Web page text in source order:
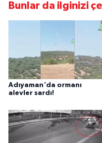
Bunlar da ilginizi
Adıyaman'da ormanı
alevler sardı!